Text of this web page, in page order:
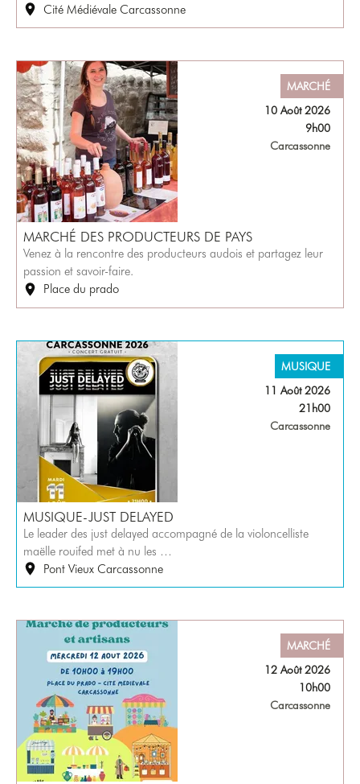
Cité Médiévale Carcassonne
MARCHÉ
10 Août 2026
9h00
Carcassonne
MARCHÉ DES PRODUCTEURS DE PAYS
Venez à la rencontre des producteurs audois et partagez leur
passion et savoir-faire.
Place du prado
MUSIQUE
11 Août 2026
21h00
Carcassonne
MUSIQUE-JUST DELAYED
Le leader des just delayed accompagné de la violoncelliste
maëlle rouifed met à nu les …
Pont Vieux Carcassonne
MARCHÉ
12 Août 2026
10h00
Carcassonne